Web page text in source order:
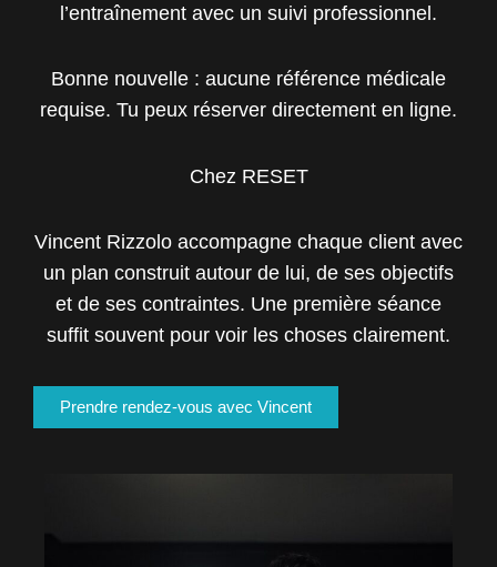
l’entraînement avec un suivi professionnel.
Bonne nouvelle : aucune référence médicale
requise. Tu peux réserver directement en ligne.
Chez RESET
Vincent Rizzolo accompagne chaque client avec
un plan construit autour de lui, de ses objectifs
et de ses contraintes. Une première séance
suffit souvent pour voir les choses clairement.
Prendre rendez-vous avec Vincent